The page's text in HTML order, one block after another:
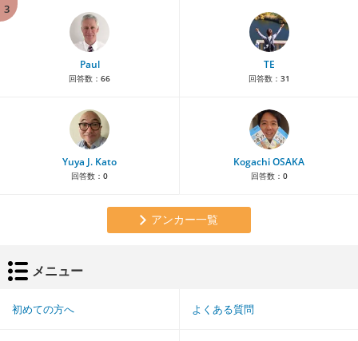
3
Paul
回答数： 66
TE
回答数： 31
Yuya J. Kato
回答数： 0
Kogachi OSAKA
回答数： 0
アンカー一覧
メニュー
初めての方へ よくある質問